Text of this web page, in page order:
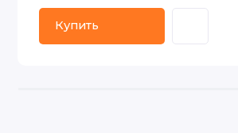
Купить